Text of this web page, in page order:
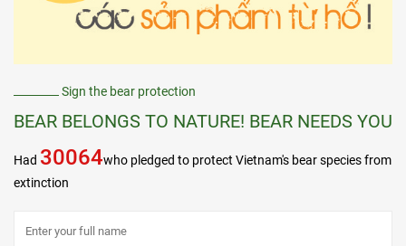
Sign the bear protection
BEAR BELONGS TO NATURE! BEAR NEEDS YOU
Had 30064who pledged to protect Vietnam's bear species from
extinction